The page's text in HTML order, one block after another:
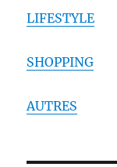
LIFESTYLE
SHOPPING
AUTRES